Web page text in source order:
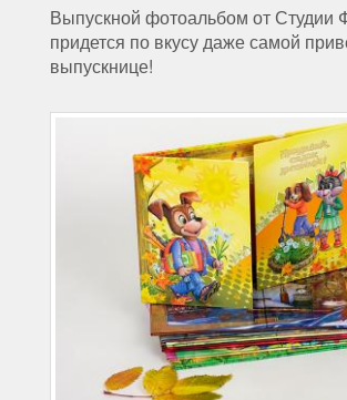
Выпускной фотоальбом от Студии
придется по вкусу даже самой
выпускнице!